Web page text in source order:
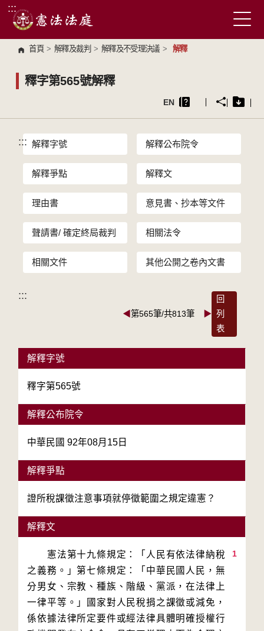
跳到主要內容區塊
:::
首頁 > 解釋及裁判 > 解釋及不受理決議 > 解釋
釋字第565號解釋
EN
::: 解釋字號 解釋公布院令
解釋爭點 解釋文
理由書 意見書、抄本等文件
聲請書/ 確定終局裁判 相關法令
相關文件 其他公開之卷內文書
:::
◀第565筆/共813筆 ▶
回
列
表
解釋字號
釋字第565號
解釋公布院令
中華民國 92年08月15日
解釋爭點
證所稅課徵注意事項就停徵範圍之規定違憲？
解釋文
1
憲法第十九條規定：「人民有依法律納稅
之義務。」第七條規定：「中華民國人民，無
分男女、宗教、種族、階級、黨派，在法律上
一律平等。」國家對人民稅捐之課徵或減免，
係依據法律所定要件或經法律具體明確授權行